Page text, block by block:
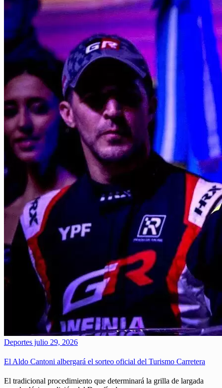
Deportes julio 29, 2026
El Aldo Cantoni albergará el sorteo oficial del Turismo Carretera
El tradicional procedimiento que determinará la grilla de largada